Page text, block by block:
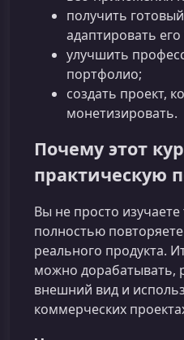
получить
адаптировать
улучшить
портфолио;
создать проект,
монетизировать.
Почему этот
практическую
Вы не просто
полностью
реального продукта.
можно дорабатывать,
внешний вид и
коммерческих